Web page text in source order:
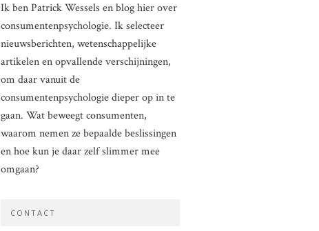
Ik ben Patrick Wessels en blog hier over
consumentenpsychologie. Ik selecteer
nieuwsberichten, wetenschappelijke
artikelen en opvallende verschijningen,
om daar vanuit de
consumentenpsychologie dieper op in te
gaan. Wat beweegt consumenten,
waarom nemen ze bepaalde beslissingen
en hoe kun je daar zelf slimmer mee
omgaan?
CONTACT